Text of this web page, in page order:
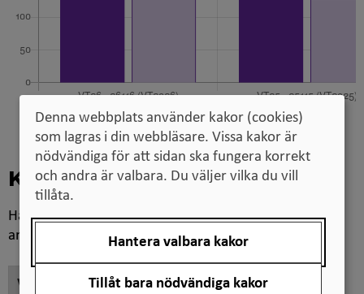
Könsfördelning
Här ser du könsfördelningen vid olika steg i
antagningsprocessen.
Denna webbplats använder kakor (cookies)
som lagras i din webbläsare. Vissa kakor är
nödvändiga för att sidan ska fungera korrekt
och andra är valbara. Du väljer vilka du vill
tillåta.
Hantera valbara kakor
Tillåt bara nödvändiga kakor